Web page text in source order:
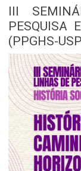
III
PESQUISA
(PPGHS-